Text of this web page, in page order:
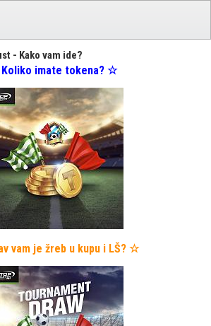
- Kako vam ide?
imate tokena? ☆
vam je žreb u kupu i LŠ? ☆